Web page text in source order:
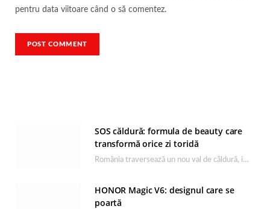
pentru data viitoare când o să comentez.
SOS căldură: formula de beauty care
transformă orice zi toridă
România traversează un nou val de căldură, iar rutina de îngrijire capătă un rol esențial…
HONOR Magic V6: designul care se
poartă